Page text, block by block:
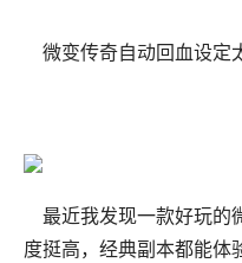
微变传奇自动回血设定
最近我发现一款好玩的
度挺高，经典副本都能体